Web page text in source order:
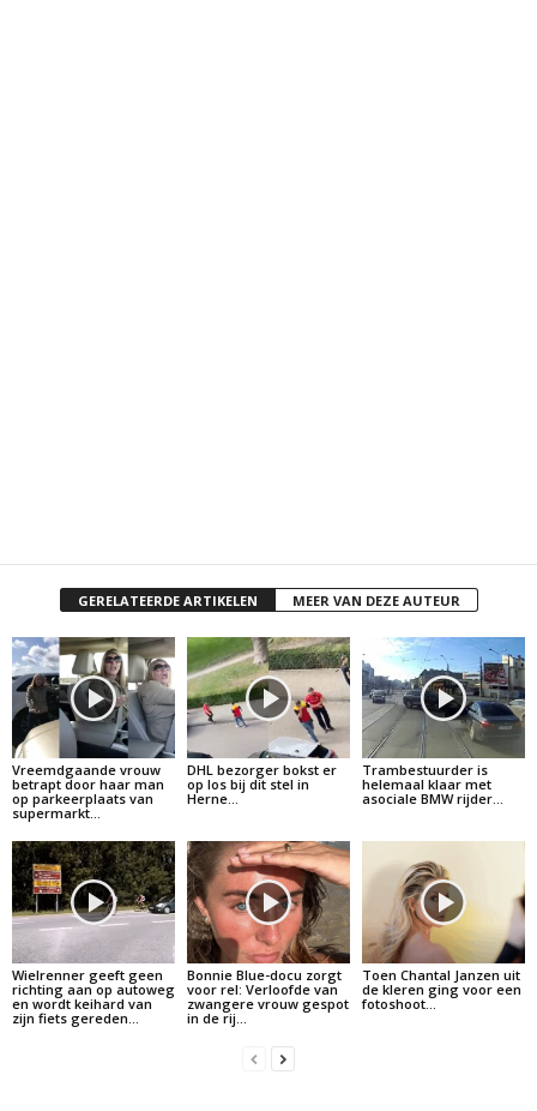
GERELATEERDE ARTIKELEN MEER VAN DEZE AUTEUR
Vreemdgaande vrouw
betrapt door haar man
op parkeerplaats van
supermarkt…
DHL bezorger bokst er
op los bij dit stel in
Herne…
Trambestuurder is
helemaal klaar met
asociale BMW rijder…
Wielrenner geeft geen
richting aan op autoweg
en wordt keihard van
zijn fiets gereden…
Bonnie Blue-docu zorgt
voor rel: Verloofde van
zwangere vrouw gespot
in de rij…
Toen Chantal Janzen uit
de kleren ging voor een
fotoshoot…